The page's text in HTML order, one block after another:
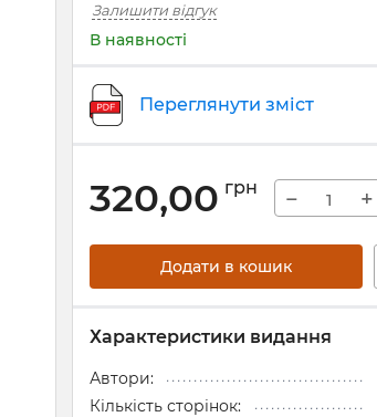
Залишити відгук
В наявності
Переглянути зміст
320,00 грн − +
Додати в кошик
Характеристики видання
Автори:
Кількість сторінок: